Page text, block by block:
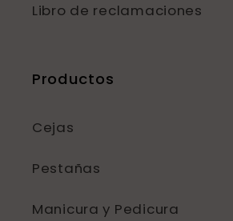
Libro de reclamaciones
Productos
Cejas
Pestañas
Manicura y Pedicura